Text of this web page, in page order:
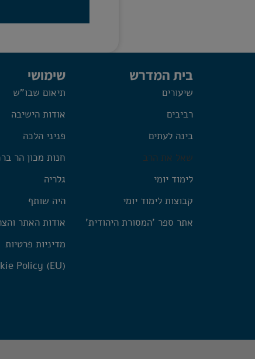
בית המדרש
שיעורים
רביבים
בינה לעתים
שאל את הרב
לימוד יומי
קבוצות לימוד יומי
אתר ספר 'המסורת היהודית'
שימושי
תיאום שבו"ש
אודות הישיבה
פניני הלכה
חנות מכון הר
גלריה
היה שותף
אודות האתר
מדיניות פרטיות
Policy (EU)